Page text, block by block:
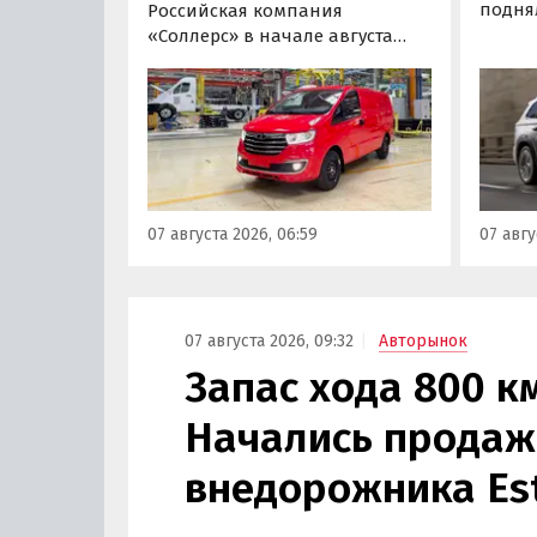
Российская компания
«Соллерс» в начале августа
цельнометаллический и
грузопассажирский фургоны
Sollers SF1 на 100 тыс. рублей
(+3,9-4,7%). Об этом
«Автоновости дня» узнали в
ходе регулярного мониторинга
прайс-листов марки Sollers.
07 августа 2026, 06:59
7-50
07
07 августа 2026, 09:32 Авторынок
Запас хода 800
Начались
внедорожника